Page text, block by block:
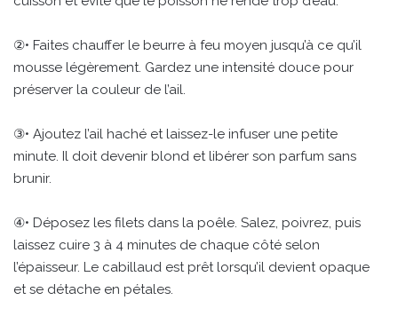
②• Faites chauffer le beurre à feu moyen jusqu’à ce qu’il
mousse légèrement. Gardez une intensité douce pour
préserver la couleur de l’ail.
③• Ajoutez l’ail haché et laissez-le infuser une petite
minute. Il doit devenir blond et libérer son parfum sans
brunir.
④• Déposez les filets dans la poêle. Salez, poivrez, puis
laissez cuire 3 à 4 minutes de chaque côté selon
l’épaisseur. Le cabillaud est prêt lorsqu’il devient opaque
et se détache en pétales.